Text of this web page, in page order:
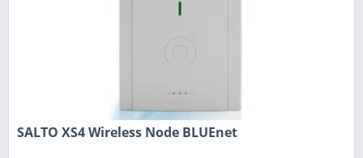
SALTO XS4 Wireless Node BLUEnet